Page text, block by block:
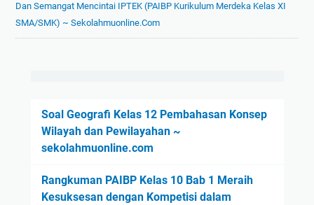
Dan Semangat Mencintai IPTEK (PAIBP Kurikulum Merdeka Kelas XI
SMA/SMK) ~ Sekolahmuonline.com
Soal Geografi Kelas 12 Pembahasan Konsep
Wilayah dan Pewilayahan ~
sekolahmuonline.com
Rangkuman PAIBP Kelas 10 Bab 1 Meraih
Kesuksesan dengan Kompetisi dalam